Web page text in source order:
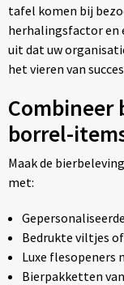
tafel komen bij
herhalingsfactor en
uit dat uw
het vieren van
Combineer
borrel-
Maak de
met:
Bedrukte viltjes
Luxe flesopeners
Bierpakketten